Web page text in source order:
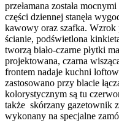
przełamana została
części dziennej stanęła
kawowy oraz szafka. Wzrok
ścianie, podświetlona
tworzą biało-czarne płytki
projektowana, czarna
frontem nadaje kuchni
zastosowano przy blacie
kolorystycznym są tu
także skórzany gazetownik
wykonany na specjalne